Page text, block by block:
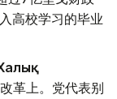
高校学习的毕业
革上。党代表别